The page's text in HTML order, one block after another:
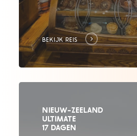
BEKIJK REIS
NIEUW-ZEELAND
ULTIMATE
17 DAGEN